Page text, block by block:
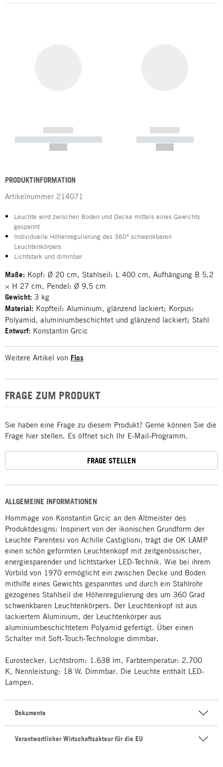
------------
----------- ----------- -----------
------------
----------- -----------
ALLGEMEINE INFORMATIONEN
Hommage von Konstantin Grcic an den Altmeister des
Produktdesigns: Inspiriert von der ikonischen Grundform der
Leuchte Parentesi von Achille Castiglioni, trägt die OK LAMP
einen schön geformten Leuchtenkopf mit zeitgenössischer,
energiesparender und lichtstarker LED-Technik. Wie bei ihrem
Vorbild von 1970 ermöglicht ein zwischen Decke und Boden
mithilfe eines Gewichts gespanntes und durch ein Stahlrohr
gezogenes Stahlseil die Höhenregulierung des um 360 Grad
schwenkbaren Leuchtenkörpers. Der Leuchtenkopf ist aus
lackiertem Aluminium, der Leuchtenkörper aus
aluminiumbeschichtetem Polyamid gefertigt. Über einen
Schalter mit Soft-Touch-Technologie dimmbar.
Eurostecker. Lichtstrom: 1.638 lm, Farbtemperatur: 2.700
K, Nennleistung: 18 W. Dimmbar. Die Leuchte enthält LED-
Lampen.
Dokumente
Verantwortlicher Wirtschaftsakteur für die EU
PRODUKTINFORMATION
Artikelnummer 214071
Leuchte wird zwischen Boden und Decke mittels eines Gewichts
gespannt
Individuelle Höhenregulierung des 360° schwenkbaren
Leuchtenkörpers
Lichtstark und dimmbar
Maße: Kopf: Ø 20 cm, Stahlseil: L 400 cm, Aufhängung B 5,2
× H 27 cm, Pendel: Ø 9,5 cm
Gewicht: 3 kg
Material: Kopfteil: Aluminium, glänzend lackiert; Korpus:
Polyamid, aluminiumbeschichtet und glänzend lackiert; Stahl
Entwurf: Konstantin Grcic
Weitere Artikel von Flos
FRAGE ZUM PRODUKT
Sie haben eine Frage zu diesem Produkt? Gerne können Sie die
Frage hier stellen. Es öffnet sich Ihr E-Mail-Programm.
FRAGE STELLEN